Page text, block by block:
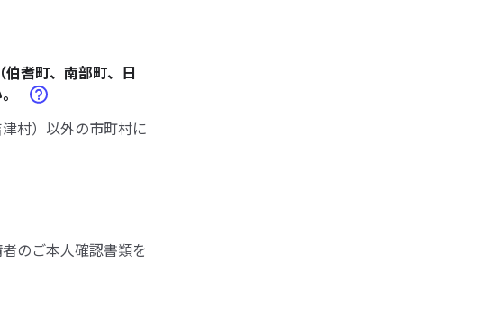
耆町、南部町、日
村）以外の市町村に
のご本人確認書類を